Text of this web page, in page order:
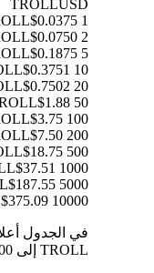
TROLLUSD
1 TROLL
$0.0375
2 TROLL
$0.0750
5 TROLL
$0.1875
10 TROLL
$0.3751
20 TROLL
$0.7502
50 TROLL
$1.88
100 TROLL
$3.75
200 TROLL
$7.50
500 TROLL
$18.75
1000 TROLL
$37.51
5000 TROLL
$187.55
10000 TROLL
$375.09
TROLL إلى 10,000 TROLL إلى USD، مما يُتيح لك فهم قيمة كل تحويل بوضوح.